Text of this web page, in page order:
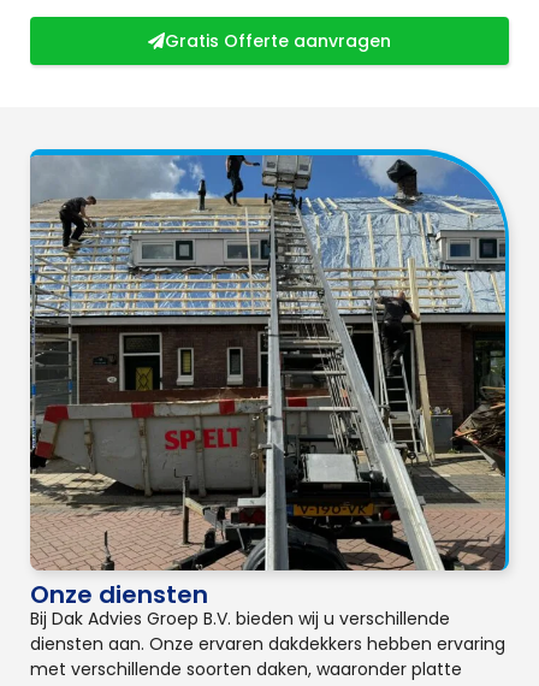
Gratis Offerte aanvragen
Onze diensten
Bij Dak Advies Groep B.V. bieden wij u verschillende
diensten aan. Onze ervaren dakdekkers hebben ervaring
met verschillende soorten daken, waaronder platte